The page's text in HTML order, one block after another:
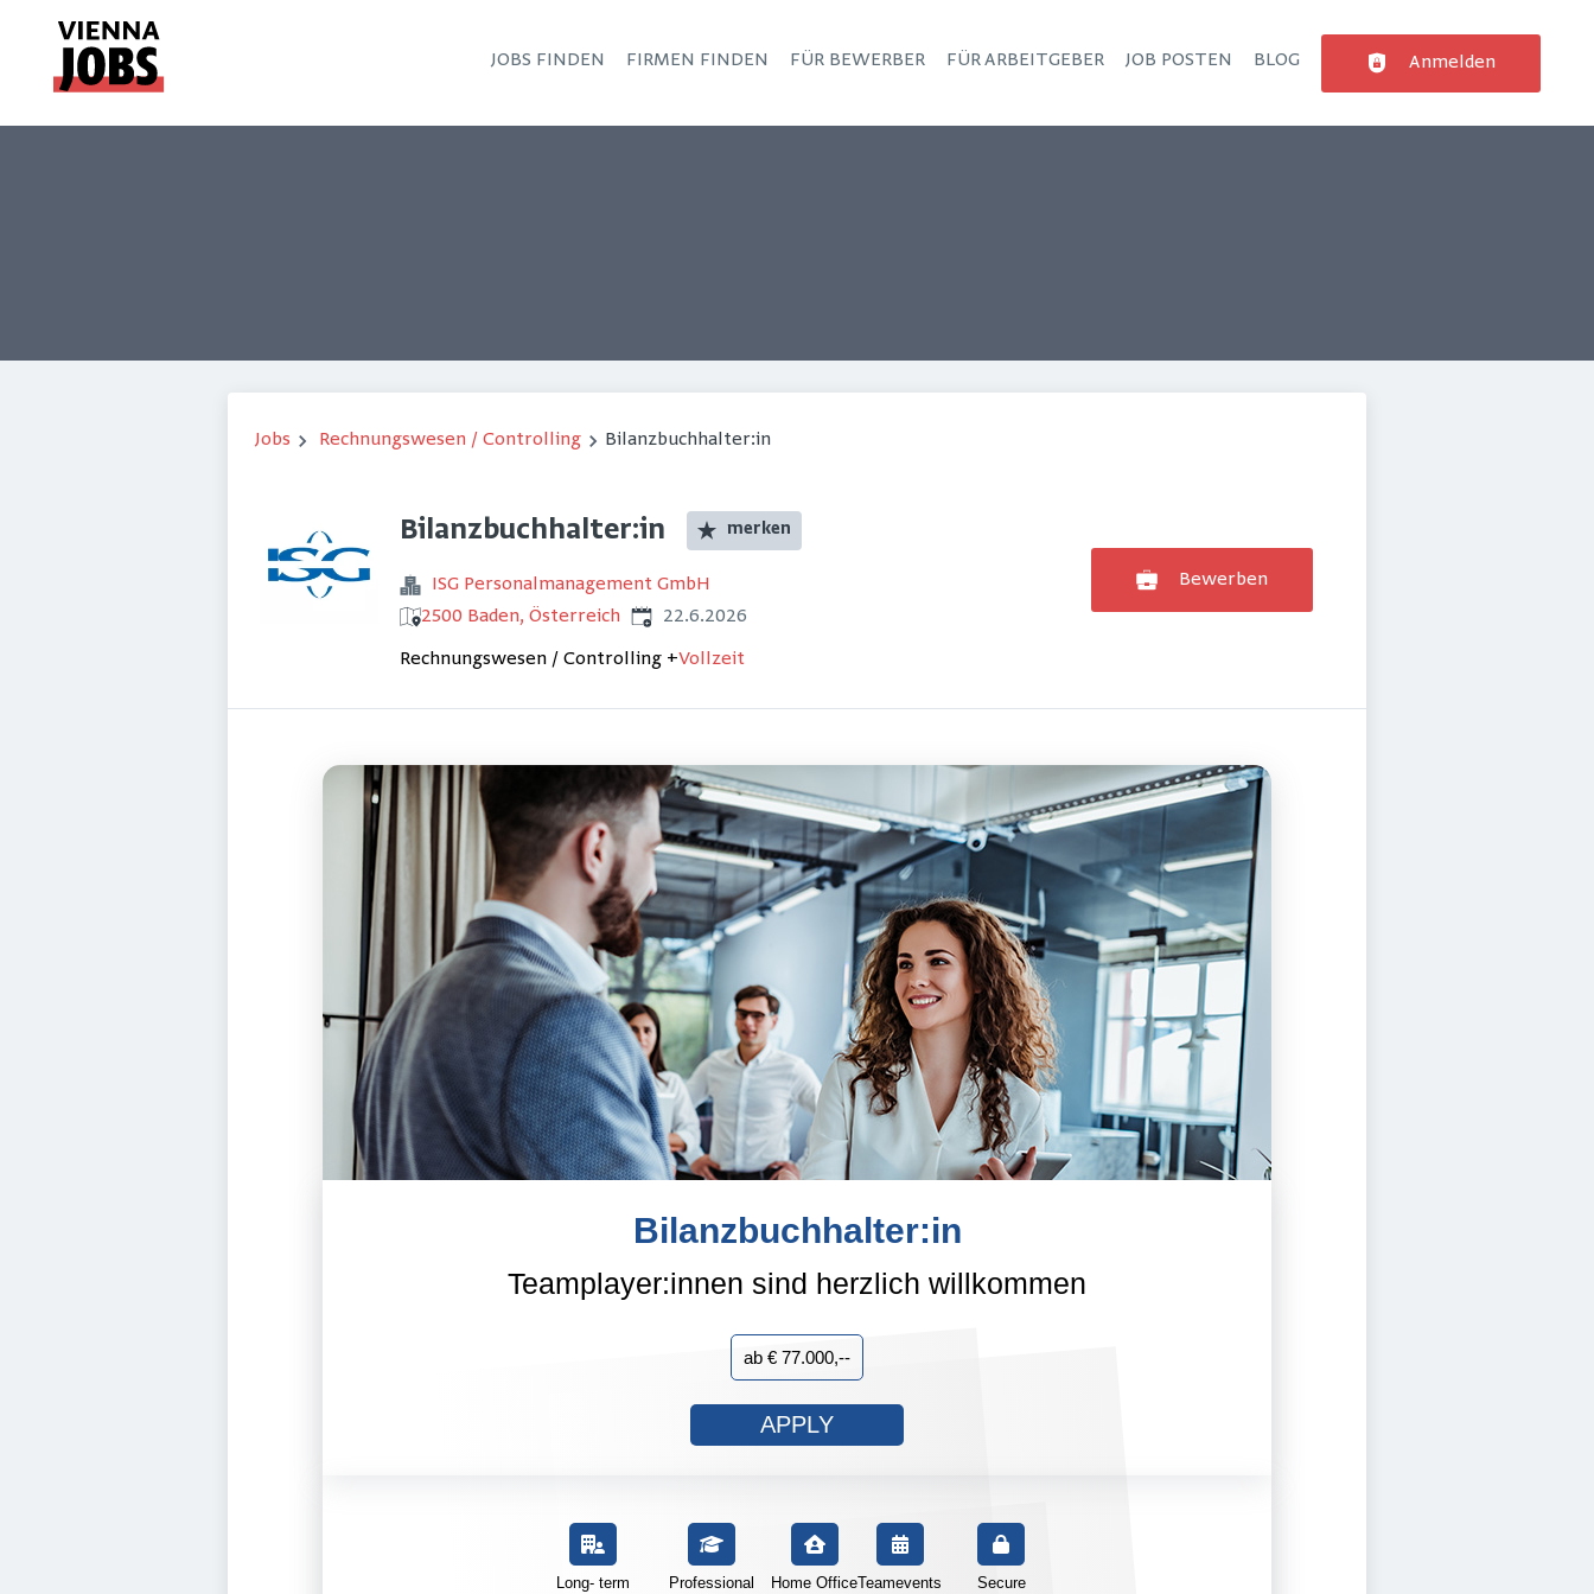
JOBS FINDEN FIRMEN FINDEN FÜR BEWERBER FÜR ARBEITGEBER JOB POSTEN BLOG Anmelden
Jobs Rechnungswesen / Controlling Bilanzbuchhalter:in
Bilanzbuchhalter:in merken
ISG Personalmanagement GmbH
2500 Baden, Österreich Veröffentlicht
22.6.2026
Rechnungswesen / Controlling +Vollzeit
Bewerben